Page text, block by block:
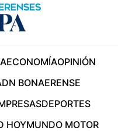
ECONOMÍAOPINIÓN
BONAERENSE
DEPORTES
HOYMUNDO MOTOR